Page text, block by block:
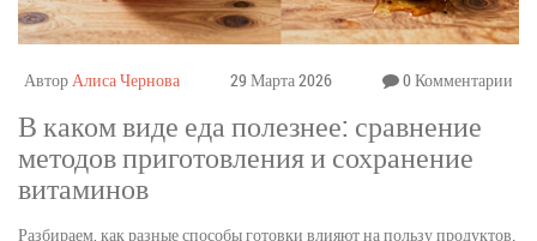
Автор Алиса Чернова 29 Марта 2026 0 Комментарии
В каком виде еда полезнее: сравнение
методов приготовления и сохранение
витаминов
Разбираем, как разные способы готовки влияют на пользу продуктов.